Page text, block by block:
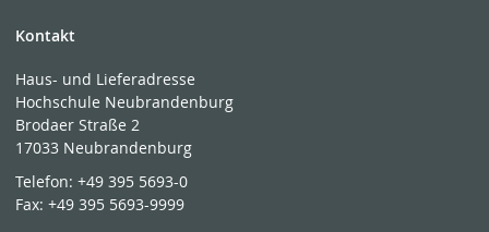
Kontakt
Haus- und Lieferadresse
Hochschule Neubrandenburg
Brodaer Straße 2
17033 Neubrandenburg
Telefon:+49 395 5693-0
Fax:+49 395 5693-9999